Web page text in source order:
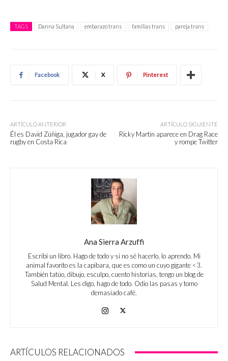
TAGS Danna Sultana embarazo trans familias trans pareja trans
Facebook X Pinterest
ARTÍCULO ANTERIOR
Él es David Zúñiga, jugador gay de
rugby en Costa Rica
ARTÍCULO SIGUIENTE
Ricky Martin aparece en Drag Race
y rompe Twitter
Ana Sierra Arzuffi
Escribí un libro. Hago de todo y si no sé hacerlo, lo aprendo. Mi
animal favorito es la capibara, que es como un cuyo gigante <3.
También tatúo, dibujo, esculpo, cuento historias, tengo un blog de
Salud Mental. Les digo, hago de todo. Odio las pasas y tomo
demasiado café.
ARTÍCULOS RELACIONADOS